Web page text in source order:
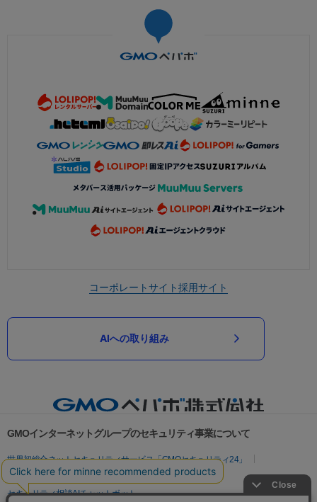
コーポレートサイト採用サイト
AIへの取り組み
GMOインターネットグループのセキュリティ事業について
世界初総合ネットセキュリティサービス「GMOセキュリティ24」
パスワード漏洩診断
Webサイトリスク診断
セキュリティ相談AIチャットボット